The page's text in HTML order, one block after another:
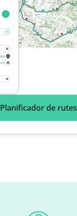
Planificador de rutes